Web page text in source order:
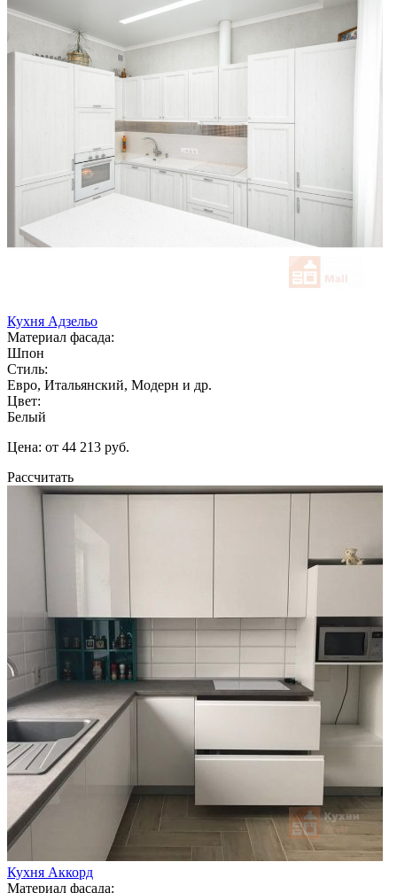
Кухня Адзельо
Материал фасада:
Шпон
Стиль:
Евро, Итальянский, Модерн и др.
Цвет:
Белый
Цена: от 44 213 руб.
Рассчитать
Кухня Аккорд
Материал фасада: